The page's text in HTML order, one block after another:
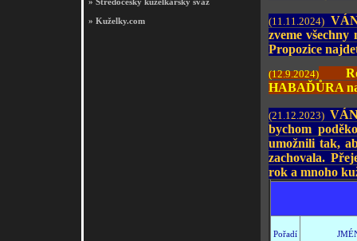
» Kuželky.com (11.11.2024)
zveme
Propozice
(12.9.2024)
HABAĎŮRA
(21.12.2023)
bychom
umožnili tak,
zachovala.
rok a mnoho
Pořadí